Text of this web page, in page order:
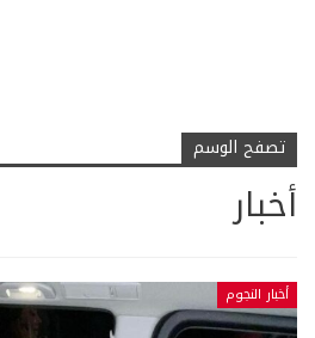
تصفح الوسم
أخبار
أخبار النجوم